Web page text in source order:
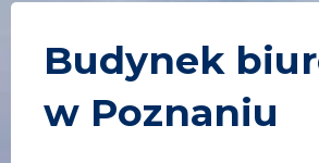
Budynek
w Poznaniu